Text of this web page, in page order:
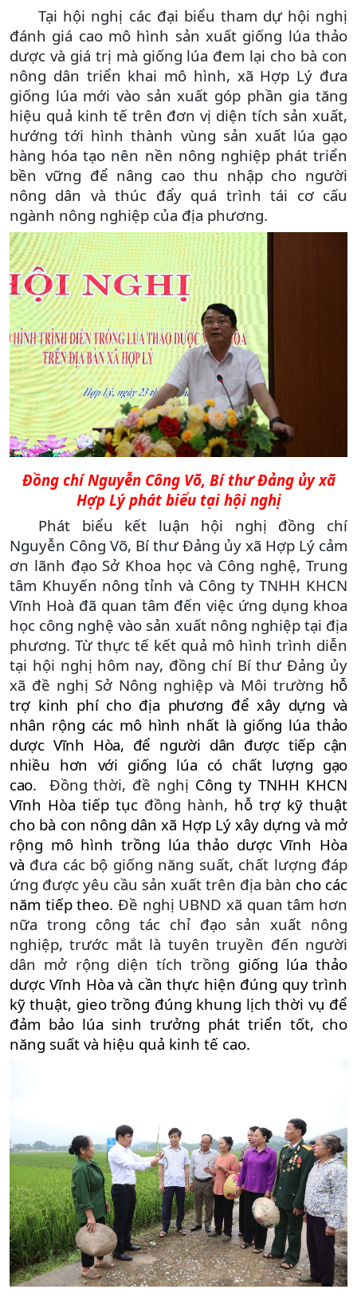
Tại hội nghị các đại biểu tham dự hội nghị
đánh giá cao mô hình sản xuất giống lúa thảo
dược và giá trị mà giống lúa đem lại cho bà con
nông dân triển khai mô hình, xã Hợp Lý đưa
giống lúa mới vào sản xuất góp phần gia tăng
hiệu quả kinh tế trên đơn vị diện tích sản xuất,
hướng tới hình thành vùng sản xuất lúa gạo
hàng hóa tạo nên nền nông nghiệp phát triển
bền vững để nâng cao thu nhập cho người
nông dân và thúc đẩy quá trình tái cơ cấu
ngành nông nghiệp của địa phương.
Đồng chí Nguyễn Công Võ, Bí thư Đảng ủy xã
Hợp Lý phát biểu tại hội nghị
Phát biểu kết luận hội nghị đồng chí
Nguyễn Công Võ, Bí thư Đảng ủy xã Hợp Lý cảm
ơn lãnh đạo Sở Khoa học và Công nghệ, Trung
tâm Khuyến nông tỉnh và Công ty TNHH KHCN
Vĩnh Hoà đã quan tâm đến việc ứng dụng khoa
học công nghệ vào sản xuất nông nghiệp tại địa
phương. Từ thực tế kết quả mô hình trình diễn
tại hội nghị hôm nay, đồng chí Bí thư Đảng ủy
xã đề nghị Sở Nông nghiệp và Môi trường hỗ
trợ kinh phí cho địa phương để xây dựng và
nhân rộng các mô hình nhất là giống lúathảo
dược Vĩnh Hòa, để người dân được tiếp cận
nhiều hơn với giống lúa có chất lượng gạo
cao.
Đồng thời, đề nghị Công ty TNHH KHCN
Vĩnh Hòa tiếp tục đồng hành, hỗ trợ kỹ thuật
cho bà con nông dân xã Hợp Lý xây dựng và mở
rộng mô hình trồng lúa thảo dược Vĩnh Hòa
và đưa các bộ giống năng suất, chất lượng đáp
ứng được yêu cầu sản xuất trên địa bàn cho các
năm tiếp theo. Đề nghị UBND xã quan tâm hơn
nữa trong công tác chỉ đạo sản xuất nông
nghiệp, trước mắt là tuyên truyền đến người
dân mở rộng diện tích trồng giống lúa thảo
dược Vĩnh Hòa và cần thực hiện đúng quy trình
kỹ thuật, gieo trồng đúng khung lịch thời vụ để
đảm bảo lúa sinh trưởng phát triển tốt, cho
năng suất và hiệu quả kinh tế cao.